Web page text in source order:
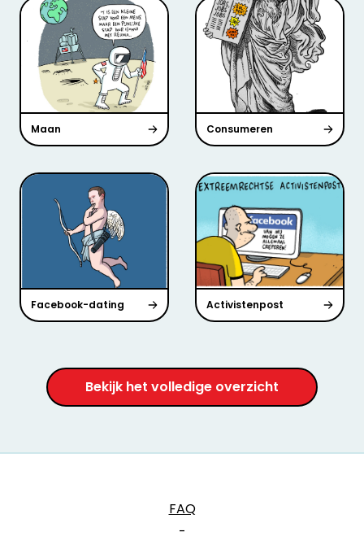
Maan Consumeren
Facebook-dating Activistenpost
Bekijk het volledige overzicht
FAQ
-